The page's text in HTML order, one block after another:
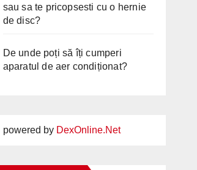
sau sa te pricopsesti cu o hernie
de disc?
De unde poți să îți cumperi
aparatul de aer condiționat?
powered by DexOnline.Net